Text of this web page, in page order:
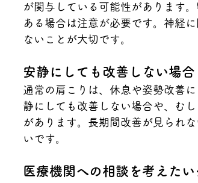
が関与している可能性があります
ある場合は注意が必要です。神経
ないことが大切です。
安静にしても改善しない場合
通常の肩こりは、休息や姿勢改善
静にしても改善しない場合や、む
があります。長期間改善が見られ
いです。
医療機関への相談を考えたい